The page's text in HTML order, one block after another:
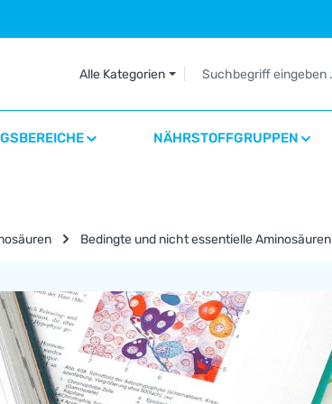
Alle Kategorien
NÄHRSTOFFGRUPPEN
Bedingte und nicht essentielle Aminosäuren